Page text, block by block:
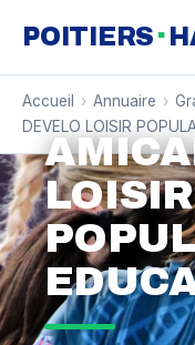
POITIERS ·
Accueil › Annuaire ›
DEVELO LOISIR
LOISIR